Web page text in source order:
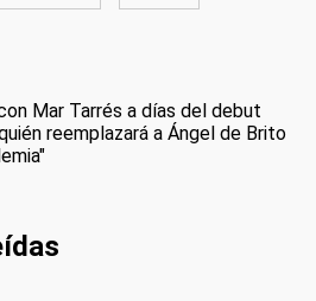
Mar Tarrés a días del debut
reemplazará a Ángel de Brito